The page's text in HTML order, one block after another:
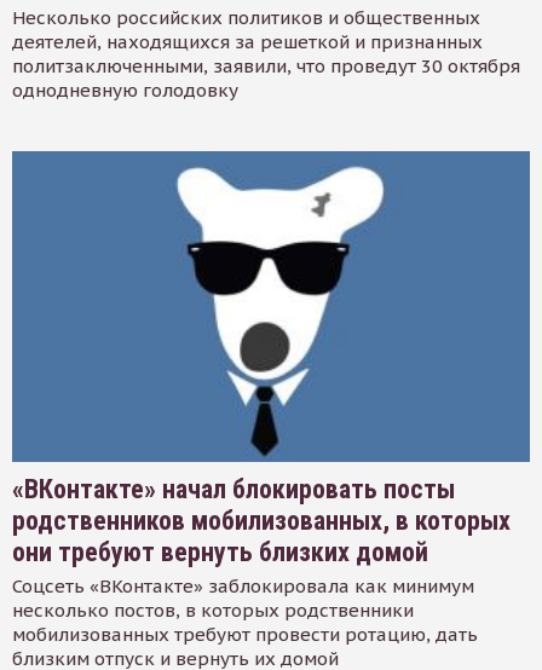
Несколько российских политиков и общественных
деятелей, находящихся за решеткой и признанных
политзаключенными, заявили, что проведут 30 октября
однодневную голодовку
«ВКонтакте» начал блокировать посты
родственников мобилизованных, в которых
они требуют вернуть близких домой
Соцсеть «ВКонтакте» заблокировала как минимум
несколько постов, в которых родственники
мобилизованных требуют провести ротацию, дать
близким отпуск и вернуть их домой